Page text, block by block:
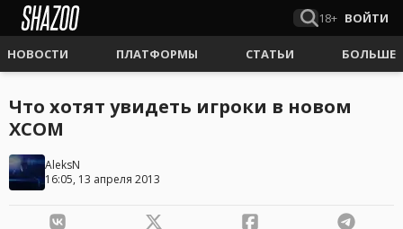
18+ ВОЙТИ
НОВОСТИ ПЛАТФОРМЫ СТАТЬИ БОЛЬШЕ
Что хотят увидеть игроки в новом
XCOM
AleksN
16:05, 13 апреля 2013